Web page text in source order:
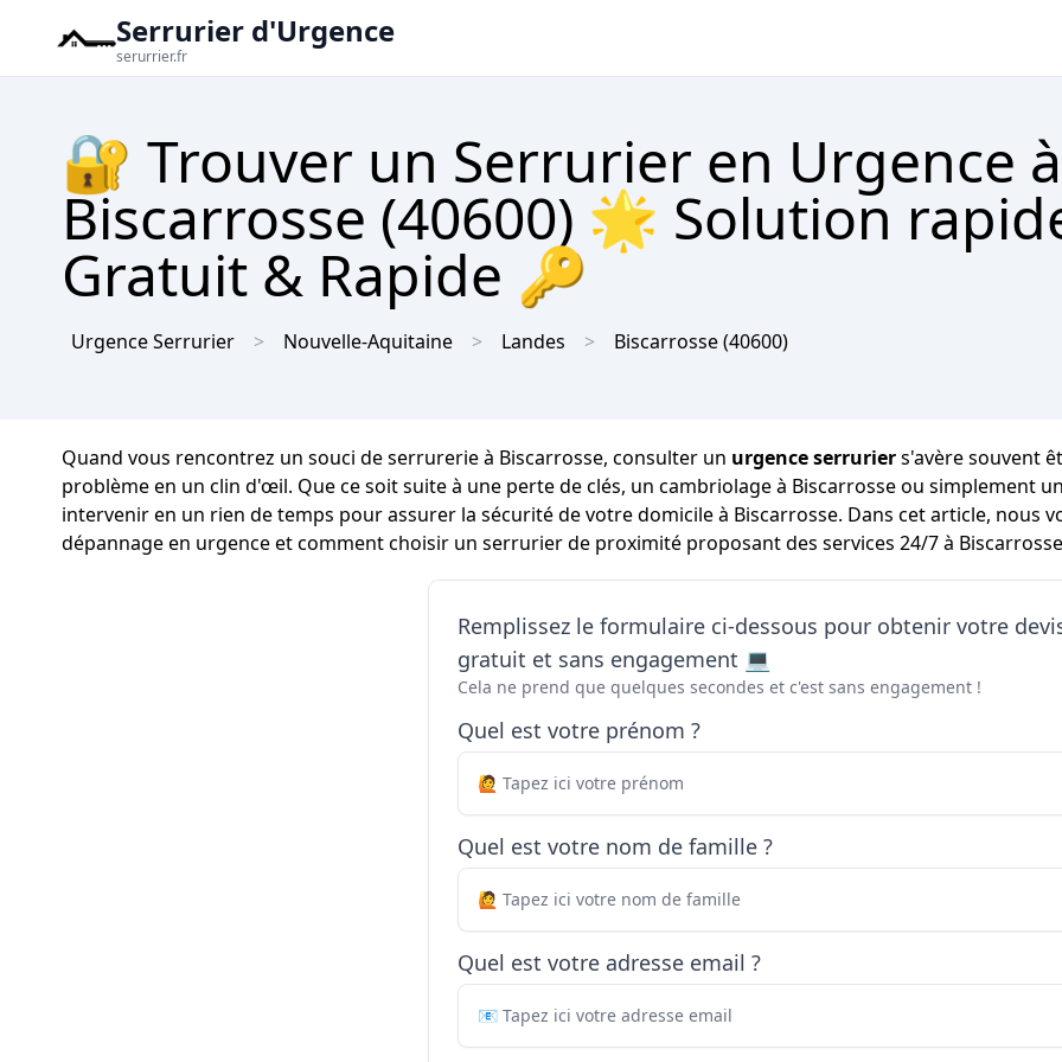
Serrurier d'Urgence
serurrier.fr
🔐 Trouver un Serrurier en Urgence à
Biscarrosse (40600) 🌟 Solution
Gratuit & Rapide 🔑
Urgence Serrurier Nouvelle-Aquitaine Landes Biscarrosse(40600)
Quand vous rencontrez un souci de serrurerie à Biscarrosse, consulter un urgence serruriers'avère souvent
problème en un clin d'œil. Que ce soit suite à une perte de clés, un cambriolage à Biscarrosse ou simplement
intervenir en un rien de temps pour assurer la sécurité de votre domicile à Biscarrosse. Dans cet article, nous
dépannage en urgence et comment choisir un serrurier de proximité proposant des services 24/7 à
Remplissez le formulaire ci-dessous pour obtenir votre
gratuit et sans engagement 💻
Cela ne prend que quelques secondes et c'est sans engagement !
Quel est votre prénom ?
Quel est votre nom de famille ?
Quel est votre adresse email ?